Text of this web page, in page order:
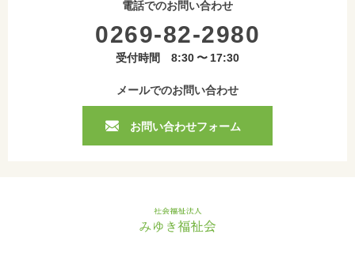
電話でのお問い合わせ
0269-82-2980
受付時間 8:30 〜 17:30
メールでのお問い合わせ
お問い合わせフォーム